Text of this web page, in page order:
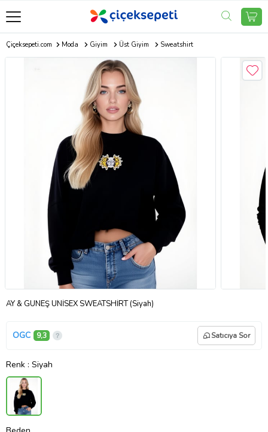
Çiçeksepeti.com Moda Giyim Üst Giyim Sweatshirt
AY & GÜNEŞ UNİSEX SWEATSHİRT (Siyah)
OGC 9,3 Satıcıya Sor
Renk : Siyah